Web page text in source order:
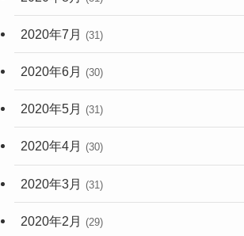
2020年7月 (31)
2020年6月 (30)
2020年5月 (31)
2020年4月 (30)
2020年3月 (31)
2020年2月 (29)